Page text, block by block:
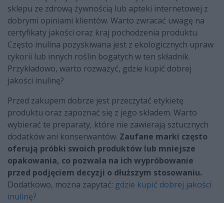
sklepu ze zdrową żywnością lub apteki internetowej z
dobrymi opiniami klientów. Warto zwracać uwagę na
certyfikaty jakości oraz kraj pochodzenia produktu.
Często inulina pozyskiwana jest z ekologicznych upraw
cykorii lub innych roślin bogatych w ten składnik.
Przykładowo, warto rozważyć, gdzie kupić dobrej
jakości inulinę?
Przed zakupem dobrze jest przeczytać etykietę
produktu oraz zapoznać się z jego składem. Warto
wybierać te preparaty, które nie zawierają sztucznych
dodatków ani konserwantów. Zaufane marki często
oferują próbki swoich produktów lub mniejsze
opakowania, co pozwala na ich wypróbowanie
przed podjęciem decyzji o dłuższym stosowaniu.
Dodatkowo, można zapytać: gdzie kupić dobrej jakości
inulinę?